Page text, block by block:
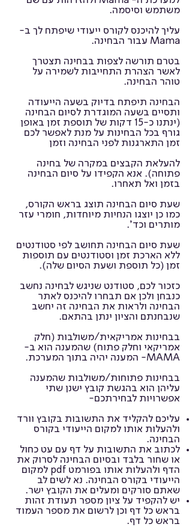
משתמש וסיסמה.
עליך להיכנס לקורס ייעודי שיפתח לך ב-
Mama עבור הבחינה.
בטרם תורשה לצפות בבחינה תצטרך
לאשר הצהרת התחייבות לשמירה על
טוהר הבחינה.
הבחינה תיפתח בדיוק בשעה הייעודה
ותסיים בשעה המוגדרת לסיום הבחינה
(ינתנו כ-15 דקות של
תוספת זמן באופן
גורף בכל הבחינות על מנת לאפשר לכם
זמן התארגנות לפני הבחינה וזמן
להעלאת הקבצים במקרה של בחינה
פתוחה). אנא הקפידו על סיום הבחינה
בזמן ואל תאחרו.
שעת סיום הבחינה תוצג בראש הקורס,
כמו כן יוצגו הנחיות מיוחדות, חומרי עזר
מותרים וכד'.
שעת סיום הבחינה תחושב לפי סטודנטים
ללא הארכת זמן וסטודנטים עם תוספות
זמן (כל תוספת ושעת הסיום שלה).
כזכור לכם, סטודנט שניגש לבחינה נחשב
כנבחן ולכן אם תבחרו להיכנס לאתר
הבחינה ולראות את הבחינה זה יחשב
שנבחנתם והציון ינתן בהתאם.
בבחינות אמריקאית/משולבות (חלק
אמריקאי וחלק פתוח) שהמענה הוא ב-
MAMA- המענה יהיה בתוך המערכת.
בבחינות פתוחות/משולבות שהמענה
עליהן הוא בהגשת קובץ ישנן שתי
אפשרויות לבחירתכם-
עליכם להקליד את התשובות בקובץ וורד
ולהעלות אותו למקום הייעודי בקורס
הבחינה.
לכתוב את התשובות על דף עם עט כחול
או שחור בלבד ובסיום הבחינה לסרוק את
הדף ולהעלות אותו בפורמט pdf למקום
הייעודי בקורס הבחינה. נא לשים לב
שאתם סורקים ומעלים את הקובץ ישר.
יש להקפיד על ציון מספר תעודת זהות
בראש כל דף וכן לרשום את מספר העמוד
בראש כל דף.